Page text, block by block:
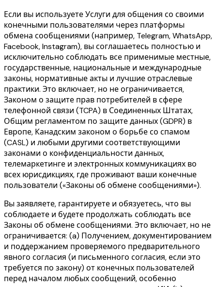
Если вы используете Услуги для общения со своими
конечными пользователями через платформы
обмена сообщениями (например, Telegram, WhatsApp,
Facebook, Instagram), вы соглашаетесь полностью и
исключительно соблюдать все применимые местные,
государственные, национальные и международные
законы, нормативные акты и лучшие отраслевые
практики. Это включает, но не ограничивается,
Законом о защите прав потребителей в сфере
телефонной связи (TCPA) в Соединенных Штатах,
Общим регламентом по защите данных (GDPR) в
Европе, Канадским законом о борьбе со спамом
(CASL) и любыми другими соответствующими
законами о конфиденциальности данных,
телемаркетинге и электронных коммуникациях во
всех юрисдикциях, где проживают ваши конечные
пользователи («Законы об обмене сообщениями»).
Вы заявляете, гарантируете и обязуетесь, что вы
соблюдаете и будете продолжать соблюдать все
Законы об обмене сообщениями. Это включает, но не
ограничивается: (a) Получением, документированием
и поддержанием проверяемого предварительного
явного согласия (и письменного согласия, если это
требуется по закону) от конечных пользователей
перед началом любых сообщений, особенно